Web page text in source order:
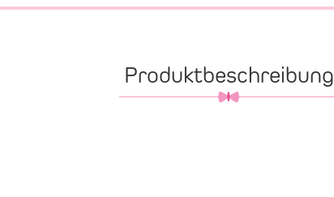
Produktbeschreibung